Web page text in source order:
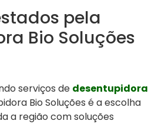
pela
Bio Soluções
serviços de desentupidora
Bio Soluções é a escolha
a região com soluções